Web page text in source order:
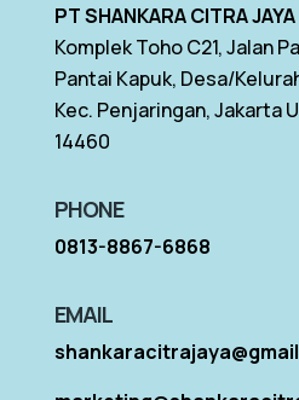
PT SHANKARA CITRA JAYA
Komplek Toho C21, Jalan
Pantai Kapuk, Desa/
Kec. Penjaringan, Jakarta
14460
PHONE
0813-8867-6868
EMAIL